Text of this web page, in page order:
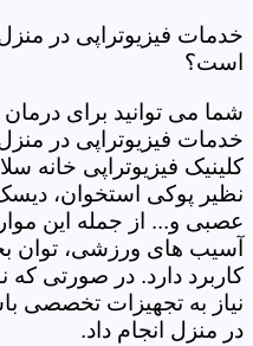
خدمات فیزیوتراپی در
است؟
شما می توانید برای درمان
خدمات فیزیوتراپی در
کلینیک فیزیوتراپی خانه
نظیر پوکی استخوان،
عصبی و... از جمله این
آسیب های ورزشی، توان
کاربرد دارد. در صورتی که
نیاز به تجهیزات تخصصی
در منزل انجام داد.